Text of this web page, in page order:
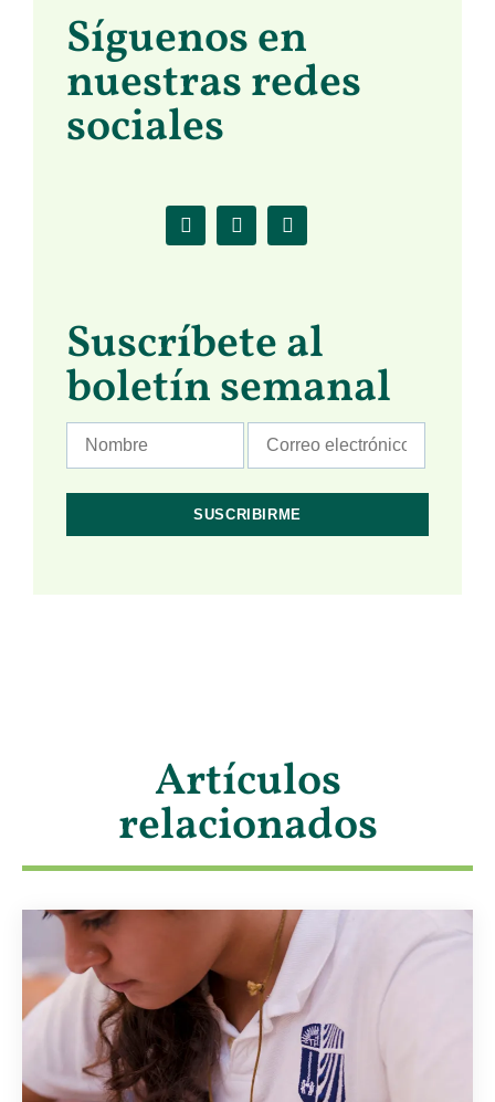
Síguenos en
nuestras redes
sociales
Suscríbete al
boletín semanal
Artículos
relacionados